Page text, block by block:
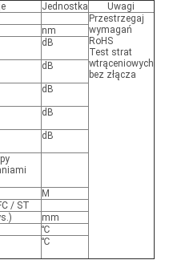
Jednostka
Uwagi
Przestrzegaj
wymagań
RoHS
Test strat
wtrąceniowych
bez złącza
nm
dB
dB
dB
dB
dB
M
/ ST
mm
℃
℃